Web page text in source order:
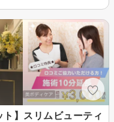
】スリムビューティ